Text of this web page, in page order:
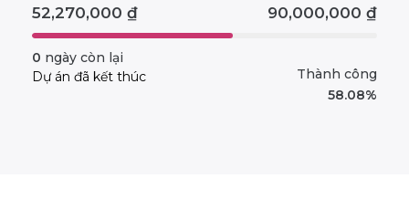
52,270,000 ₫ 90,000,000 ₫
0 ngày còn lại
58.08%
Thành công
Dự án đã kết thúc